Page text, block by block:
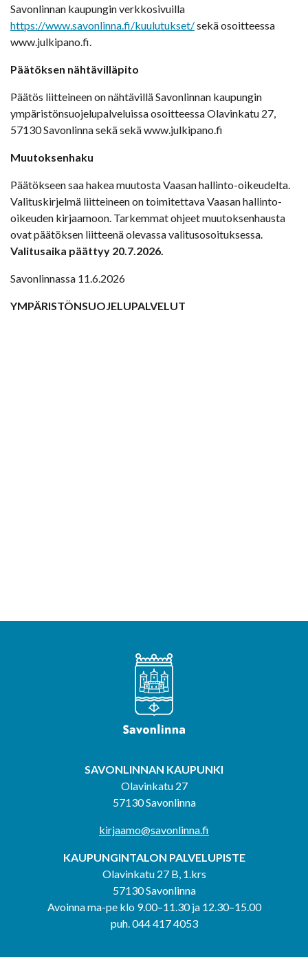
Savonlinnan kaupungin verkkosivuilla
https://www.savonlinna.fi/kuulutukset/sekä osoitteessa
www.julkipano.fi.
Päätöksen nähtävilläpito
Päätös liitteineen on nähtävillä Savonlinnan kaupungin
ympäristönsuojelupalveluissa osoitteessa Olavinkatu 27,
57130 Savonlinna sekä sekä www.julkipano.fi
Muutoksenhaku
Päätökseen saa hakea muutosta Vaasan hallinto-oikeudelta.
Valituskirjelmä liitteineen on toimitettava Vaasan hallinto-
oikeuden kirjaamoon. Tarkemmat ohjeet muutoksenhausta
ovat päätöksen liitteenä olevassa valitusosoituksessa.
Valitusaika päättyy 20.7.2026.
Savonlinnassa 11.6.2026
YMPÄRISTÖNSUOJELUPALVELUT
SAVONLINNAN KAUPUNKI
Olavinkatu 27
57130 Savonlinna
kirjaamo@savonlinna.fi
KAUPUNGINTALON PALVELUPISTE
Olavinkatu 27 B, 1.krs
57130 Savonlinna
Avoinna ma-pe klo 9.00–11.30 ja 12.30–15.00
puh. 044 417 4053